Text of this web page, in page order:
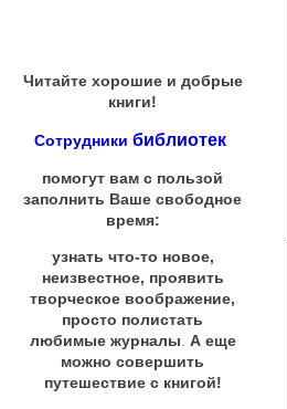
Читайте хорошие и добрые
книги!
Сотрудники библиотек
помогут вам с пользой
заполнить Ваше свободное
время:
узнать что-то новое,
неизвестное, проявить
творческое воображение,
просто полистать
любимые журналы А еще
можно совершить
путешествие с книгой!